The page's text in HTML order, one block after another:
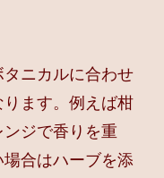
ニカルに合わせ
ます。例えば柑
ジで香りを重
合はハーブを添